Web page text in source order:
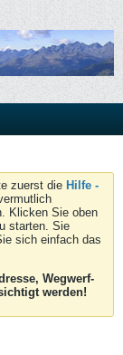
zuerst die Hilfe -
Klicken Sie oben
starten. Sie
sich einfach das
Wegwerf-
werden!